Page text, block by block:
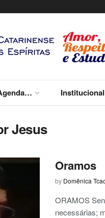
Institucional
Jesus
Oramos
by Domênica
ORAMOS
necessárias;